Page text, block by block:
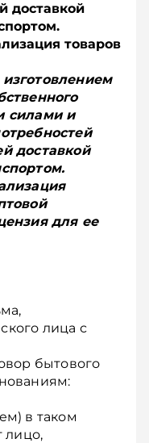
доставкой
товаров
силами и
доставкой
для ее
лица с
бытового
в таком
лицо,